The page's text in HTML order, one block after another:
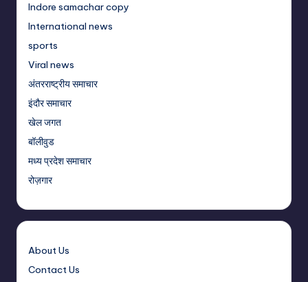
Indore samachar copy
International news
sports
Viral news
अंतरराष्ट्रीय समाचार
इंदौर समाचार
खेल जगत
बॉलीवुड
मध्य प्रदेश समाचार
रोज़गार
About Us
Contact Us